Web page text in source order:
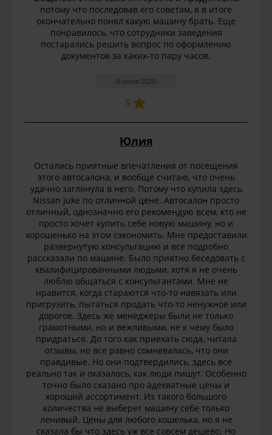
потому что последовав его советам, я в итоге
окончательно понял какую машину брать. Еще
понравилось, что сотрудники заведения
постарались решить вопрос по оформлению
документов за каких-то пару часов.
6 июля 2020
5
Юлия
Остались приятные впечатления от посещения
этого автосалона, и вообще считаю, что очень
удачно заглянула в него. Потому что купила здесь
Nissan Juke по отличной цене. Автосалон просто
отличный, однозначно его рекомендую всем, кто не
просто хочет купить себе новую машину, но и
хорошенько на этом сэкономить. Мне предоставили
развернутую консультацию и все подробно
рассказали по машине. Было приятно беседовать с
квалифицированными людьми, хотя я не очень
люблю общаться с консультантами. Мне не
нравится, когда стараются что-то навязать или
пригрузить, пытаться продать что-то ненужное или
дорогое. Здесь же менеджеры были не только
грамотными, но и вежливыми, не к чему было
придраться. До того как приехать сюда, читала
отзывы, но все равно сомневалась, что они
правдивые. Но они подтвердились, здесь все
реально так и оказалось, как люди пишут. Особенно
точно было сказано про адекватные цены и
хороший ассортимент. Из такого большого
количества не выберет машину себе только
ленивый. Цены для любого кошелька, но я не
сказала бы что здесь уж все совсем дешево. Но